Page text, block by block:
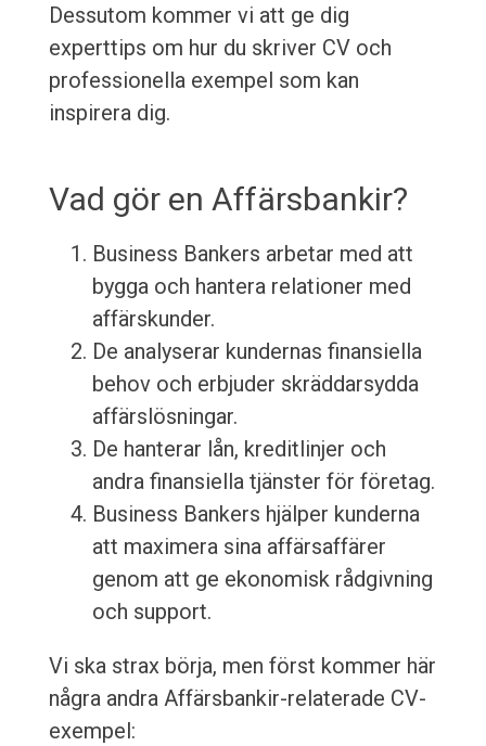
Dessutom kommer vi att ge dig
experttips om hur du skriver CV och
professionella exempel som kan
inspirera dig.
Vad gör en Affärsbankir?
Business Bankers arbetar med att
bygga och hantera relationer med
affärskunder.
De analyserar kundernas finansiella
behov och erbjuder skräddarsydda
affärslösningar.
De hanterar lån, kreditlinjer och
andra finansiella tjänster för företag.
Business Bankers hjälper kunderna
att maximera sina affärsaffärer
genom att ge ekonomisk rådgivning
och support.
Vi ska strax börja, men först kommer här
några andra Affärsbankir-relaterade CV-
exempel: